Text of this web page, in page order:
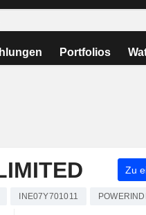
Portfolios
Zu
INE07Y701011